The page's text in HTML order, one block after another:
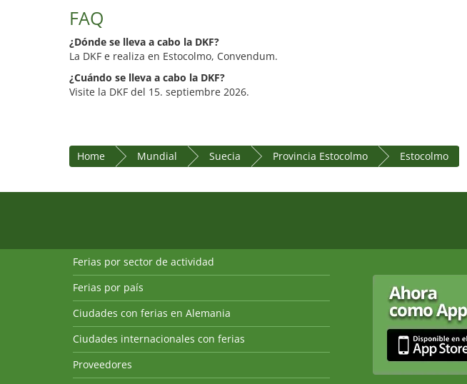
FAQ
¿Dónde se lleva a cabo la DKF?
La DKF e realiza en Estocolmo, Convendum.
¿Cuándo se lleva a cabo la DKF?
Visite la DKF del 15. septiembre 2026.
Home Mundial Suecia Provincia Estocolmo Estocolmo
Ferias por sector de actividad
Ferias por país
Ciudades con ferias en Alemania
Ciudades internacionales con ferias
Proveedores